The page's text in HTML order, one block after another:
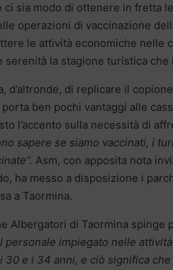
ci sia modo di ottenere in fretta
operazioni di vaccinazione
le attività economiche nelle
serenità la stagione turistica che
d’altronde, di replicare il
porta ben pochi vantaggi alle
l’accento sulla necessità di
sapere se siamo vaccinati, i
Asm, con apposita nota
ha messo a disposizione i
a Taormina.
Albergatori di Taormina spinge
personale impiegato nelle
i 30 e i 34 anni, e ciò significa